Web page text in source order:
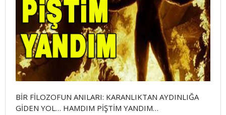
BİR FİLOZOFUN ANILARI: KARANLIKTAN AYDINLIĞA
GİDEN YOL… HAMDIM PİŞTİM YANDIM…